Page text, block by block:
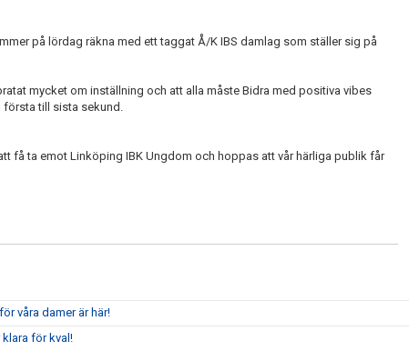
på lördag räkna med ett taggat Å/K IBS damlag som ställer sig på
mycket om inställning och att alla måste Bidra med positiva vibes
första till sista sekund.
få ta emot Linköping IBK Ungdom och hoppas att vår härliga publik får
våra damer är här!
för kval!